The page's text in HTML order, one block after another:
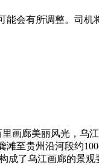
会有所调整。司机
画廊美丽风光，乌
至贵州沿河段约
成了乌江画廊的景观